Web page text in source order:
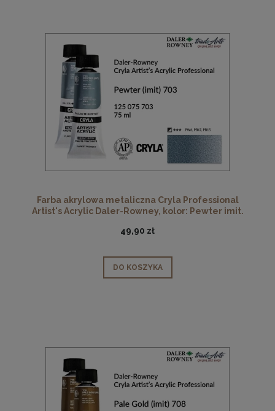
Farba akrylowa metaliczna Cryla Professional
Artist's Acrylic Daler-Rowney, kolor: Pewter imit.
49,90 zł
DO KOSZYKA